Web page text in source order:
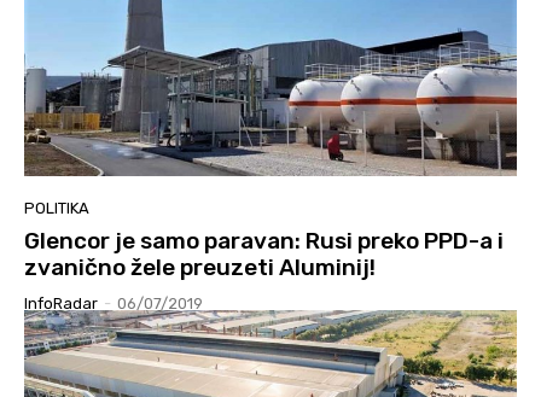
POLITIKA
Glencor je samo paravan: Rusi preko PPD-a i
zvanično žele preuzeti Aluminij!
InfoRadar - 06/07/2019